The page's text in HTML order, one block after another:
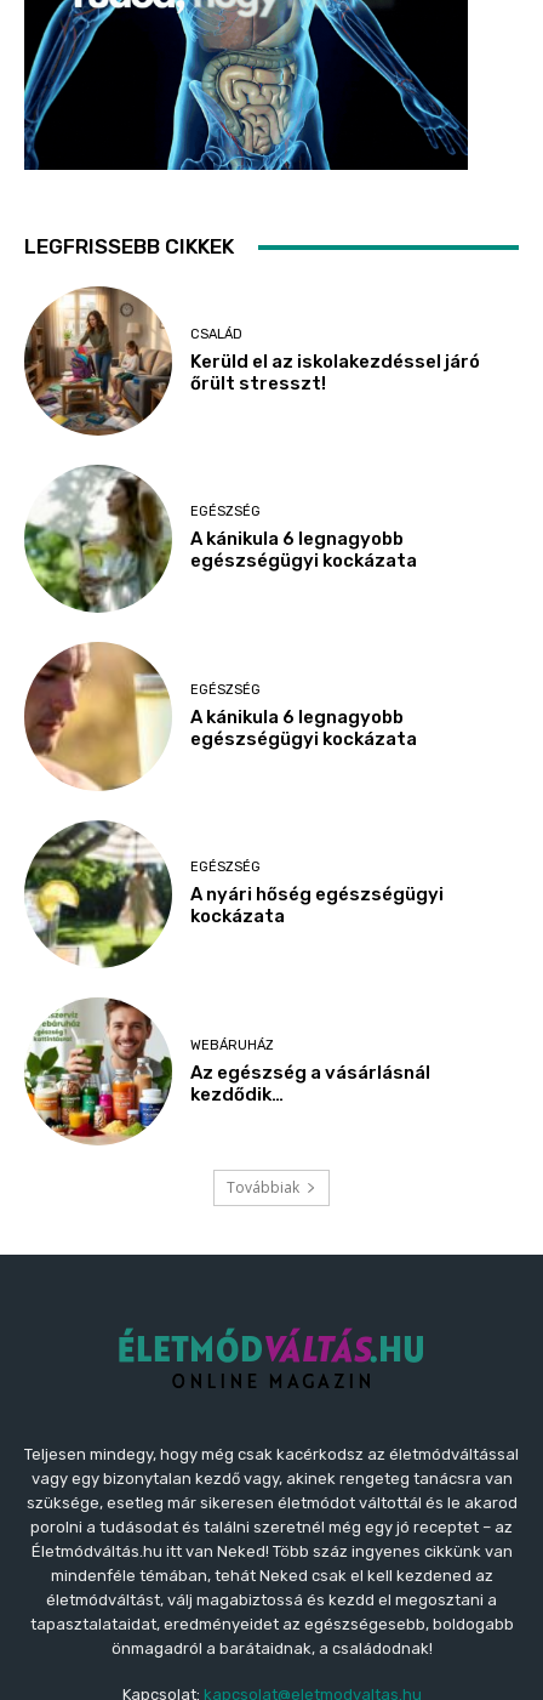
LEGFRISSEBB CIKKEK
CSALÁD
Kerüld el az iskolakezdéssel járó
őrült stresszt!
EGÉSZSÉG
A kánikula 6 legnagyobb
egészségügyi kockázata
EGÉSZSÉG
A kánikula 6 legnagyobb
egészségügyi kockázata
EGÉSZSÉG
A nyári hőség egészségügyi
kockázata
WEBÁRUHÁZ
Az egészség a vásárlásnál
kezdődik…
Továbbiak
Teljesen mindegy, hogy még csak kacérkodsz az életmódváltással
vagy egy bizonytalan kezdő vagy, akinek rengeteg tanácsra van
szüksége, esetleg már sikeresen életmódot váltottál és le akarod
porolni a tudásodat és találni szeretnél még egy jó receptet – az
Életmódváltás.hu itt van Neked! Több száz ingyenes cikkünk van
mindenféle témában, tehát Neked csak el kell kezdened az
életmódváltást, válj magabiztossá és kezdd el megosztani a
tapasztalataidat, eredményeidet az egészségesebb, boldogabb
önmagadról a barátaidnak, a családodnak!
Kapcsolat: kapcsolat@eletmodvaltas.hu